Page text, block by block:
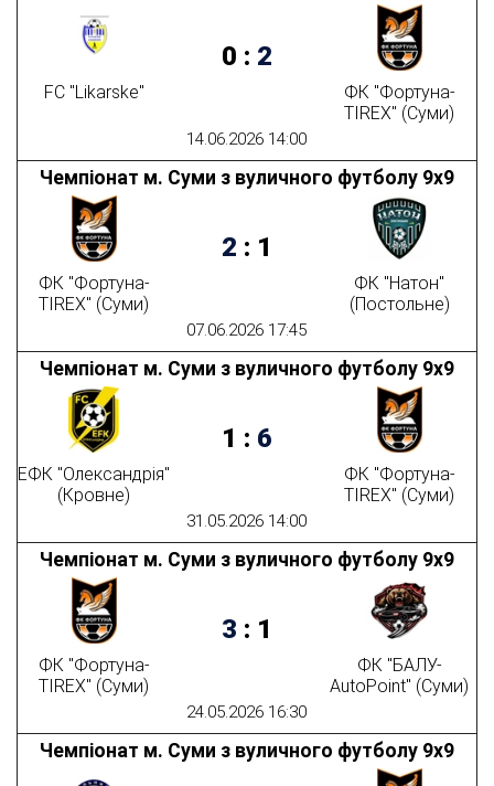
14.06.2026 14:00
FC "Likarske"
0 : 2
ФК "Фортуна-
TIREX" (Суми)
07.06.2026 17:45
Чемпіонат м. Суми з вуличного футболу 9х9
ФК "Фортуна-
TIREX" (Суми)
2 : 1
ФК "Натон"
(Постольне)
31.05.2026 14:00
Чемпіонат м. Суми з вуличного футболу 9х9
ЕФК "Олександрія"
(Кровне)
1 : 6
ФК "Фортуна-
TIREX" (Суми)
24.05.2026 16:30
Чемпіонат м. Суми з вуличного футболу 9х9
ФК "Фортуна-
TIREX" (Суми)
3 : 1
ФК "БАЛУ-
AutoPoint" (Суми)
Чемпіонат м. Суми з вуличного футболу 9х9